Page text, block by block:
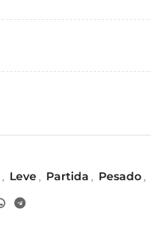
Leve Partida Pesado